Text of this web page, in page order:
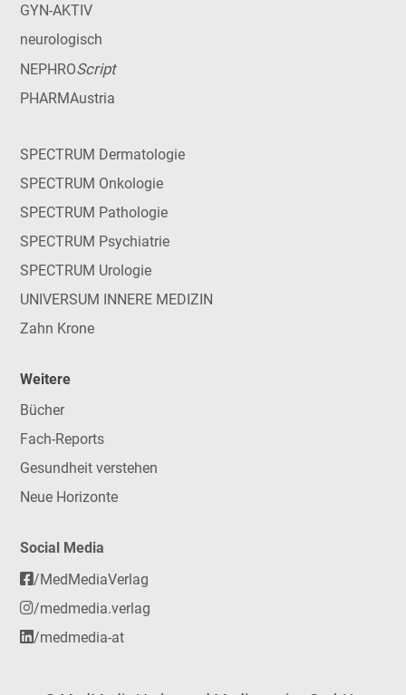
GYN-AKTIV
neurologisch
NEPHROScript
PHARMAustria
SPECTRUM Dermatologie
SPECTRUM Onkologie
SPECTRUM Pathologie
SPECTRUM Psychiatrie
SPECTRUM Urologie
UNIVERSUM INNERE MEDIZIN
Zahn Krone
Weitere
Bücher
Fach-Reports
Gesundheit verstehen
Neue Horizonte
Social Media
/MedMediaVerlag
/medmedia.verlag
/medmedia-at